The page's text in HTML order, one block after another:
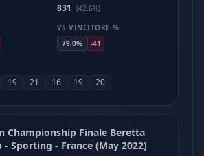
831
(42.6%)
VS VINCITORE %
79.0%
-41
19 21 16 19 20
Championship Finale Beretta
- Sporting - France (May 2022)